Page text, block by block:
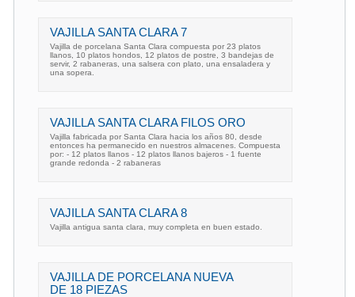
VAJILLA SANTA CLARA 7
Vajilla de porcelana Santa Clara compuesta por 23 platos
llanos, 10 platos hondos, 12 platos de postre, 3 bandejas de
servir, 2 rabaneras, una salsera con plato, una ensaladera y
una sopera.
VAJILLA SANTA CLARA FILOS ORO
Vajilla fabricada por Santa Clara hacia los años 80, desde
entonces ha permanecido en nuestros almacenes. Compuesta
por: - 12 platos llanos - 12 platos llanos bajeros - 1 fuente
grande redonda - 2 rabaneras
VAJILLA SANTA CLARA 8
Vajilla antigua santa clara, muy completa en buen estado.
VAJILLA DE PORCELANA NUEVA
DE 18 PIEZAS